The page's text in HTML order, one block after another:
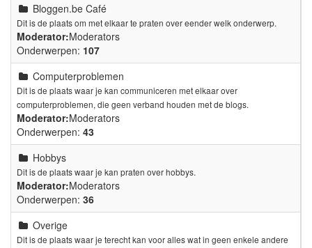
Bloggen.be Café
Dit is de plaats om met elkaar te praten over eender welk onderwerp.
Moderator:Moderators
Onderwerpen: 107
Computerproblemen
Dit is de plaats waar je kan communiceren met elkaar over
computerproblemen, die geen verband houden met de blogs.
Moderator:Moderators
Onderwerpen: 43
Hobbys
Dit is de plaats waar je kan praten over hobbys.
Moderator:Moderators
Onderwerpen: 36
Overige
Dit is de plaats waar je terecht kan voor alles wat in geen enkele andere